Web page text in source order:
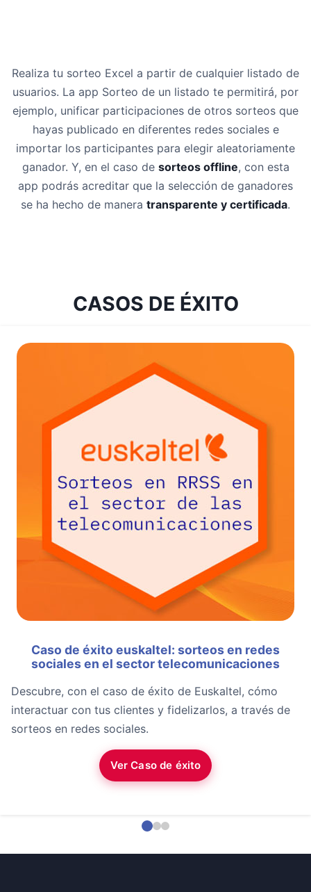
Realiza tu sorteo Excel a partir de cualquier listado de
usuarios. La app Sorteo de un listado te permitirá, por
ejemplo, unificar participaciones de otros sorteos que
hayas publicado en diferentes redes sociales e
importar los participantes para elegir aleatoriamente
ganador. Y, en el caso de sorteos offline, con esta
app podrás acreditar que la selección de ganadores
se ha hecho de manera transparente y certificada.
CASOS DE ÉXITO
Caso de éxito euskaltel: sorteos en redes
sociales en el sector telecomunicaciones
Descubre, con el caso de éxito de Euskaltel, cómo
interactuar con tus clientes y fidelizarlos, a través de
sorteos en redes sociales.
Ver Caso de éxito